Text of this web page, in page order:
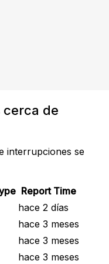
cerca de
interrupciones se
Report Time
hace 2 días
hace 3 meses
hace 3 meses
hace 3 meses